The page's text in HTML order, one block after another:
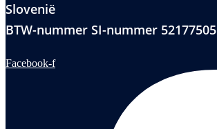
Slovenië
BTW-nummer SI-nummer 52177505
Facebook-f